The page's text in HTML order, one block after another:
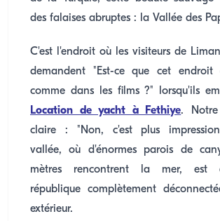
des falaises abruptes : la Vallée des
C'est l'endroit où les visiteurs de
demandent "Est-ce que cet endroit
comme dans les films ?" lorsqu'ils
Location de yacht à Fethiye. Notre
claire : "Non, c'est plus
vallée, où d'énormes parois de
mètres rencontrent la mer, est
république complètement
extérieur.